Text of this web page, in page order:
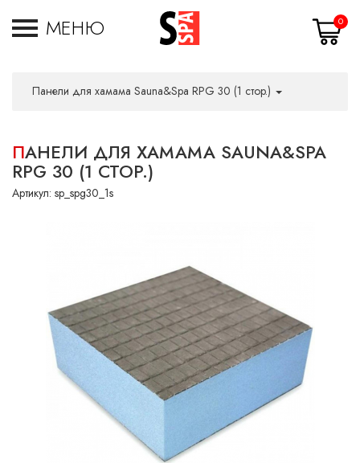
МЕНЮ 0
Панели для хамама Sauna&Spa RPG 30 (1 стор.)
ПАНЕЛИ ДЛЯ ХАМАМА SAUNA&SPA
RPG 30 (1 СТОР.)
Артикул: sp_spg30_1s